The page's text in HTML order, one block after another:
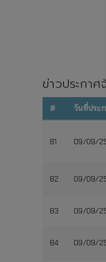
ข่าวประกา
# วันที่ประ
81 09/09/
82 09/09/
83 09/09/
84 09/09/